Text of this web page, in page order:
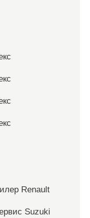
Renault
Suzuki